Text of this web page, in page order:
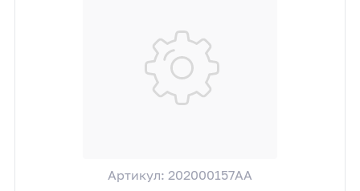
Артикул: 202000157AA